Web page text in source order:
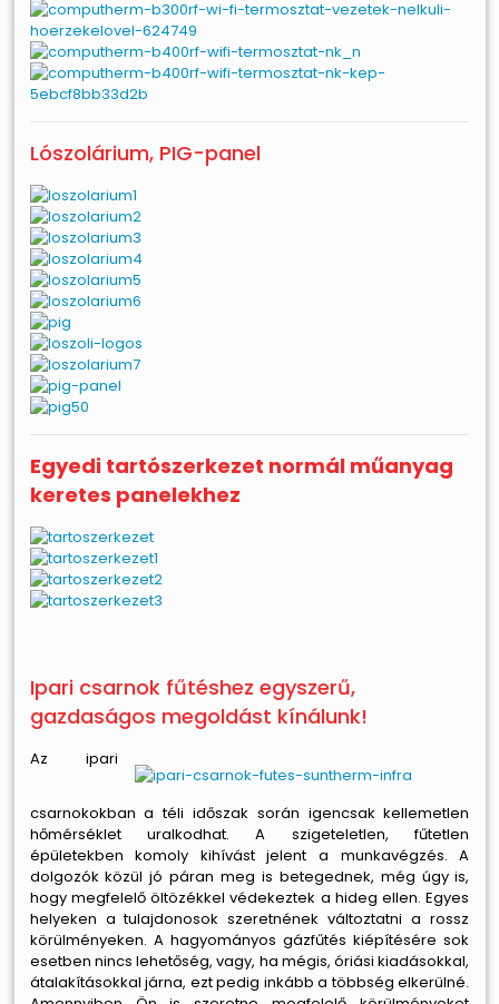
Lószolárium, PIG-panel
Egyedi tartószerkezet normál műanyag
keretes panelekhez
Ipari csarnok fűtéshez egyszerű,
gazdaságos megoldást kínálunk!
Az ipari
csarnokokban a téli időszak során igencsak kellemetlen
hőmérséklet uralkodhat. A szigeteletlen, fűtetlen
épületekben komoly kihívást jelent a munkavégzés. A
dolgozók közül jó páran meg is betegednek, még úgy is,
hogy megfelelő öltözékkel védekeztek a hideg ellen. Egyes
helyeken a tulajdonosok szeretnének változtatni a rossz
körülményeken. A hagyományos gázfűtés kiépítésére sok
esetben nincs lehetőség, vagy, ha mégis, óriási kiadásokkal,
átalakításokkal járna, ezt pedig inkább a többség elkerülné.